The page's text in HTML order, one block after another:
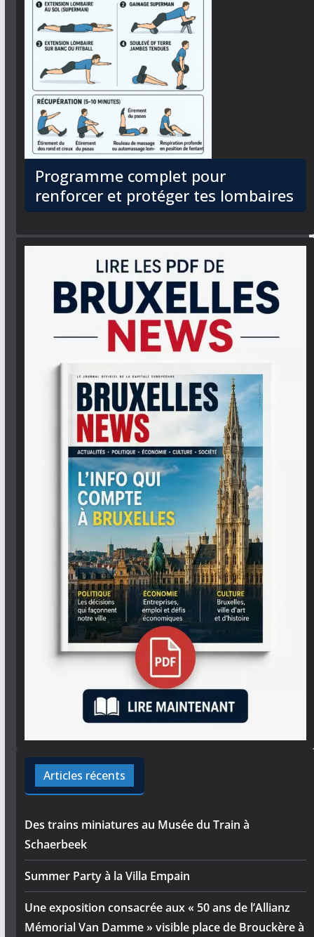
Programme complet pour
renforcer et protéger tes lombaires
Articles récents
Des trains miniatures au Musée du Train à
Schaerbeek
Summer Party à la Villa Empain
Une exposition consacrée aux « 50 ans de l’Allianz
Mémorial Van Damme » visible place de Brouckère à